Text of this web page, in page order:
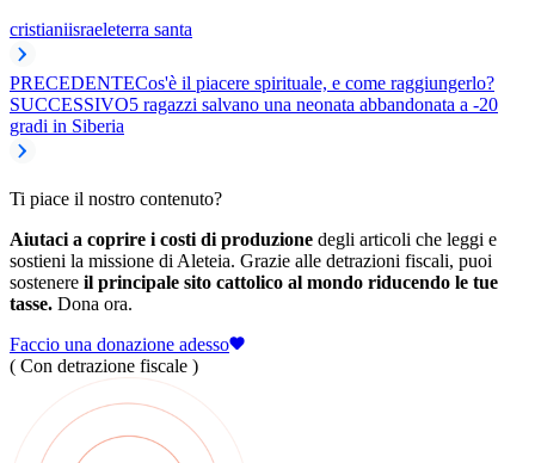
cristianiisraeleterra santa
PRECEDENTECos'è il piacere spirituale, e come raggiungerlo?
SUCCESSIVO5 ragazzi salvano una neonata abbandonata a -20
gradi in Siberia
Ti piace il nostro contenuto?
Aiutaci a coprire i costi di produzione degli articoli che leggi e
sostieni la missione di Aleteia. Grazie alle detrazioni fiscali, puoi
sostenere il principale sito cattolico al mondo riducendo le tue
tasse. Dona ora.
Faccio una donazione adesso
( Con detrazione fiscale )